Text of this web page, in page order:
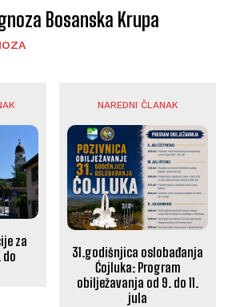
Bosanska Krupa
za
do
NAREDNI ČLANAK
31.godišnjica oslobađanja
Ćojluka: Program
obilježavanja od 9. do 11.
jula